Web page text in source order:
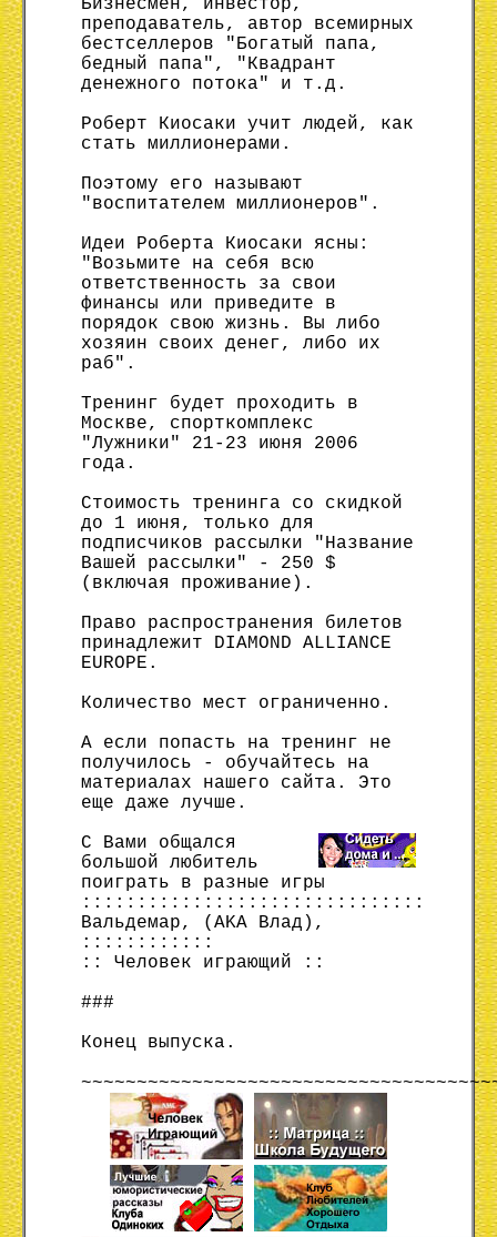
Бизнесмен, инвестор,
преподаватель, автор всемирных
бестселлеров "Богатый папа,
бедный папа", "Квадрант
денежного потока" и т.д.
Роберт Киосаки учит людей, как
стать миллионерами.
Поэтому его называют
"воспитателем миллионеров".
Идеи Роберта Киосаки ясны:
"Возьмите на себя всю
ответственность за свои
финансы или приведите в
порядок свою жизнь. Вы либо
хозяин своих денег, либо их
раб".
Тренинг будет проходить в
Москве, спорткомплекс
"Лужники" 21-23 июня 2006
года.
Стоимость тренинга со скидкой
до 1 июня, только для
подписчиков рассылки "Название
Вашей рассылки" - 250 $
(включая проживание).
Право распространения билетов
принадлежит DIAMOND ALLIANCE
EUROPE.
Количество мест ограниченно.
А если попасть на тренинг не
получилось - обучайтесь на
материалах нашего сайта. Это
еще даже лучше.
С Вами общался
большой любитель
поиграть в разные игры
:::::::::::::::::::::::::::::::
Вальдемар, (AKA Влад),
::::::::::::
:: Человек играющий ::
###
Конец выпуска.